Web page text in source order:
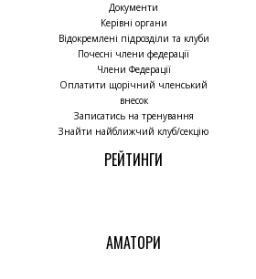
Документи
Керівні органи
Відокремлені підрозділи та клуби
Почесні члени федерації
Члени Федерації
Оплатити щорічний членський
внесок
Записатись на тренування
Знайти найближчий клуб/секцію
РЕЙТИНГИ
АМАТОРИ